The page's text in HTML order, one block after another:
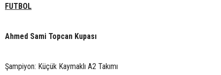
FUTBOL
Ahmed Sami Topcan Kupası
Şampiyon: Küçük Kaymaklı A2 Takımı